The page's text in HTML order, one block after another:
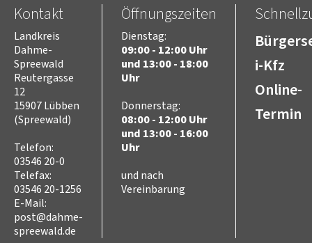
Kreistag
Vorsitz des Kreistages
Rats- und
Niederschriften
Videoaufzeichnungen
Kreistag
Themen
Familie
Jugend
Erwachsene
Bauen und Infrastruktur
Kontakt
Landkreis
Dahme-
Spreewald
Reutergasse
12
15907 Lübben
(Spreewald)
Telefon:
03546 20-0
Telefax:
03546 20-1256
E-Mail:
post@dahme-
spreewald.de
Öffnungszeiten
Dienstag:
09:00 - 12:00 Uhr
und 13:00 - 18:00
Uhr
Donnerstag:
08:00 - 12:00 Uhr
und 13:00 - 16:00
Uhr
und nach
Vereinbarung
i-Kfz
Online-
Termin